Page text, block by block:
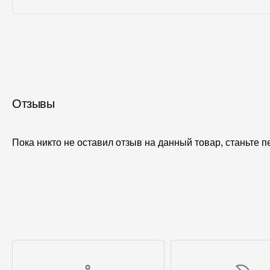
Отзывы
Пока никто не оставил отзыв на данный товар, станьте